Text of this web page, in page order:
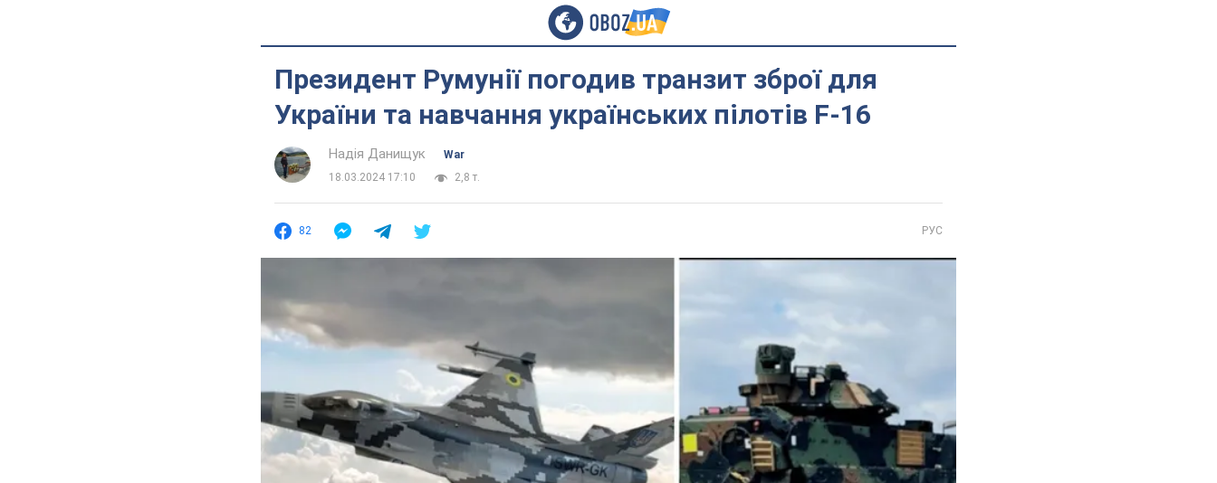
Президент Румунії погодив транзит зброї для
України та навчання українських пілотів F-16
Надія Данищук
War
18.03.2024 17:10
2,8 т.
82 РУС